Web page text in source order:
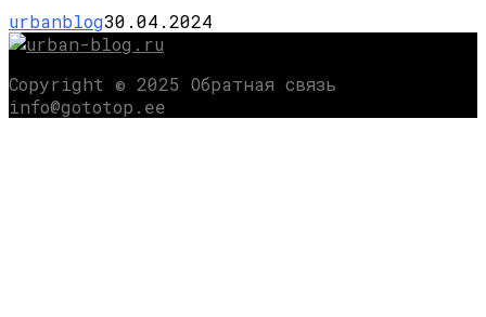
urbanblog30.04.2024
Copyright © 2025 Обратная связь
info@gototop.ee